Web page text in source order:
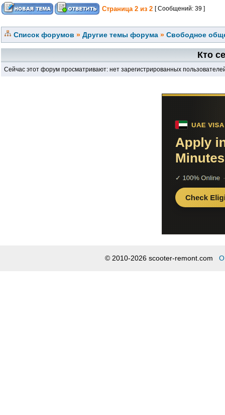
Страница 2 из 2 [ Сообщений: 39 ]
Список форумов » Другие темы форума » Свободное
Кто
Сейчас этот форум просматривают: нет зарегистрированных
© 2010-2026 scooter-remont.com О